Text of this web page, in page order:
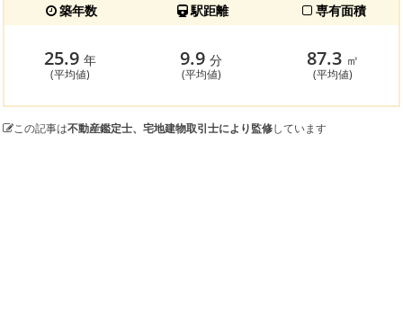
築年数 駅距離 専有面積
25.9 年
(平均値)
9.9分
(平均値)
87.3 ㎡
(平均値)
この記事は不動産鑑定士、宅地建物取引士により監修しています